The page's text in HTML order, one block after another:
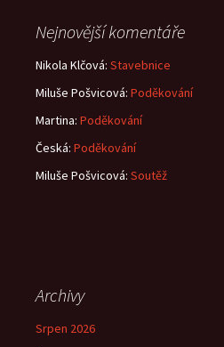
Nejnovější komentáře
Nikola Klčová: Stavebnice
Miluše Pošvicová: Poděkování
Martina: Poděkování
Česká: Poděkování
Miluše Pošvicová: Soutěž
Archivy
Srpen 2026